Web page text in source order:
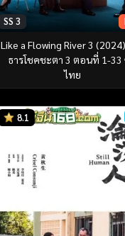
SS 3
Like a Flowing River 3
ธารโชคชะตา 3 ตอนที่ 1-33
ไทย
8.1